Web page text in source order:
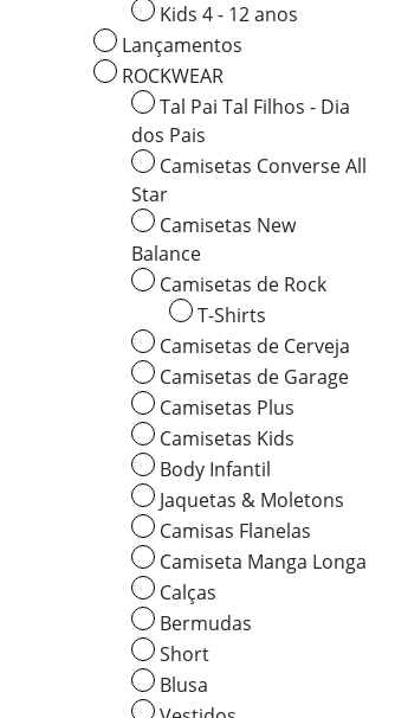
Kids 4 - 12 anos
Lançamentos
ROCKWEAR
Tal Pai Tal Filhos - Dia
dos Pais
Camisetas Converse All
Star
Camisetas New
Balance
Camisetas de Rock
T-Shirts
Camisetas de Cerveja
Camisetas de Garage
Camisetas Plus
Camisetas Kids
Body Infantil
Jaquetas & Moletons
Camisas Flanelas
Camiseta Manga Longa
Calças
Bermudas
Short
Blusa